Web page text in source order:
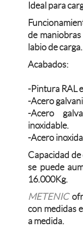
Ideal para
de
labio de carga.
Acabados:
-Pintura RAL
-Acero
-Acero
inoxidable.
-Acero
Capacidad
se puede
16.000Kg.
METENIC
con medidas
a medida.